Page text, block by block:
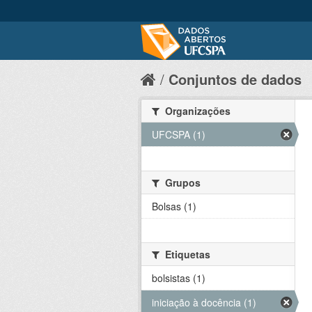
Conjuntos de dados
Organizações
UFCSPA (1)
Grupos
Bolsas (1)
Etiquetas
bolsistas (1)
iniciação à docência (1)